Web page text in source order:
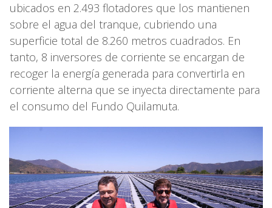
ubicados en 2.493 flotadores que los mantienen
sobre el agua del tranque, cubriendo una
superficie total de 8.260 metros cuadrados. En
tanto, 8 inversores de corriente se encargan de
recoger la energía generada para convertirla en
corriente alterna que se inyecta directamente para
el consumo del Fundo Quilamuta.